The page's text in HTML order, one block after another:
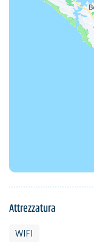
Attrezzatura
WIFI